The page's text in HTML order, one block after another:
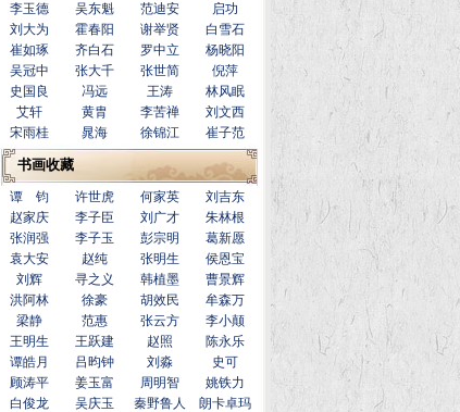
李玉德
吴东魁 范迪安
启功
刘大为
霍春阳 谢举贤
白雪石
崔如琢
齐白石 罗中立
杨晓阳
吴冠中
张大千 张世简
倪萍
史国良
冯远 王涛
林风眠
艾轩
黄胄 李苦禅
刘文西
宋雨桂
晁海 徐锦江 崔子范
书画收藏
谭 钧 许世虎 何家英
刘吉东
赵家庆
李子臣 刘广才
朱林根
张润强
李子玉 彭宗明
葛新愿
袁大安
赵纯 张明生
侯恩宝
刘辉
寻之义 韩植墨
曹景辉
洪阿林
徐豪 胡效民
牟森万
梁静
范惠 张云方
李小颠
王明生
王跃建 赵照
陈永乐
谭皓月
吕昀钟 刘淼
史可
顾涛平
姜玉富 周明智
姚铁力
白俊龙
吴庆玉 秦野鲁人
朗卡卓玛